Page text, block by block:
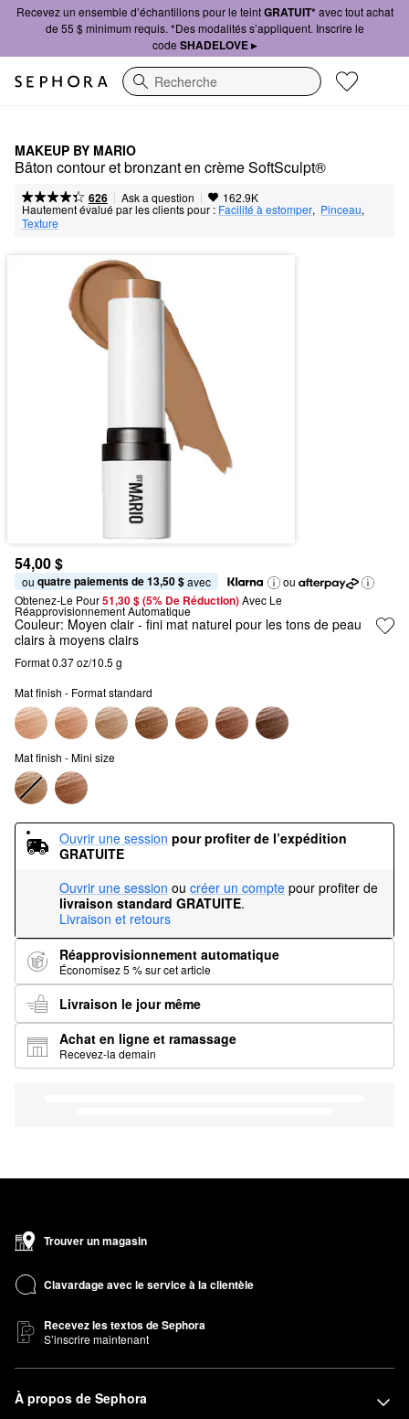
Recevez un ensemble d’échantillons pour le teintGRATUIT*avec tout achat
de 55 $ minimum requis. *Des modalités s’appliquent. Inscrire le
code SHADELOVE ▸
Recherche
MAKEUP BY MARIO
Bâton contour et bronzant en crème SoftSculpt®
626 | Ask a question | 162.9K
Hautement évalué par les clients pour : Facilité à estomper, Pinceau,
Texture
54,00 $
ou quatre paiements de 13,50 $ avec
ou
Obtenez-Le Pour51,30 $ (5% De Réduction) Avec Le
Réapprovisionnement Automatique
Couleur: Moyen clair - fini mat naturel pour les tons de peau
clairs à moyens clairs
Format 0.37 oz/10.5 g
Mat finish - Format standard
Mat finish - Mini size
Ouvrir une session pour profiter de l’expédition
GRATUITE
Ouvrir une session ou créer un compte pour profiter de
livraison standard GRATUITE.
Livraison et retours
Réapprovisionnement automatique
Économisez 5 % sur cet article
Livraison le jour même
Achat en ligne et ramassage
Recevez-la demain
Trouver un magasin
Clavardage avec le service à la clientèle
Recevez les textos de Sephora
S’inscrire maintenant
À propos de Sephora